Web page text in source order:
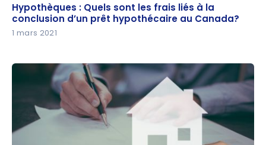
Hypothèques : Quels sont les frais liés à la
conclusion d’un prêt hypothécaire au Canada?
Hypothèques : Quels sont les frais liés à la
conclusion d’un prêt hypothécaire au Canada?
1 mars 2021